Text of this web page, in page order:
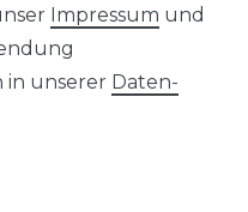
Impressum und
in unserer Daten­